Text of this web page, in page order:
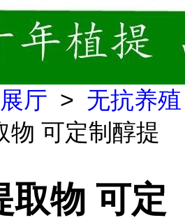
厅 > 无抗养殖
物 可定制醇提
取物 可定